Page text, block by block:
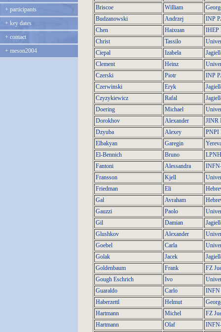
+ participants
+ key dates
+ contact
+ meson2004
Briscoe
William
Budzanowski
Andrzej
INP
Chen
Haixuan
IHEP
Christ
Tassilo
Ciepal
Izabela
Clement
Heinz
Czerski
Piotr
INP
Czerwinski
Eryk
Czyzykiewicz
Rafal
Doering
Michael
Dorokhov
Alexander
JINR
Dzyuba
Alexey
PNPI
Elbakyan
Garegin
El-Bennich
Bruno
Fantoni
Alessandra
Fransson
Kjell
Friedman
Eli
Gal
Avraham
Gauzzi
Paolo
Gil
Damian
Glushkov
Alexander
Goebel
Carla
Golak
Jacek
Goldenbaum
Frank
FZ
Gough Eschrich
Ivo
Guaraldo
Carlo
INFN
Haberzettl
Helmut
Hartmann
Michel
FZ
Hartmann
Olaf